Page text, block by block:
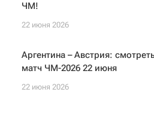
ЧМ!
22 июня 2026
Аргентина – Австрия:
матч ЧМ-2026 22 июня
22 июня 2026